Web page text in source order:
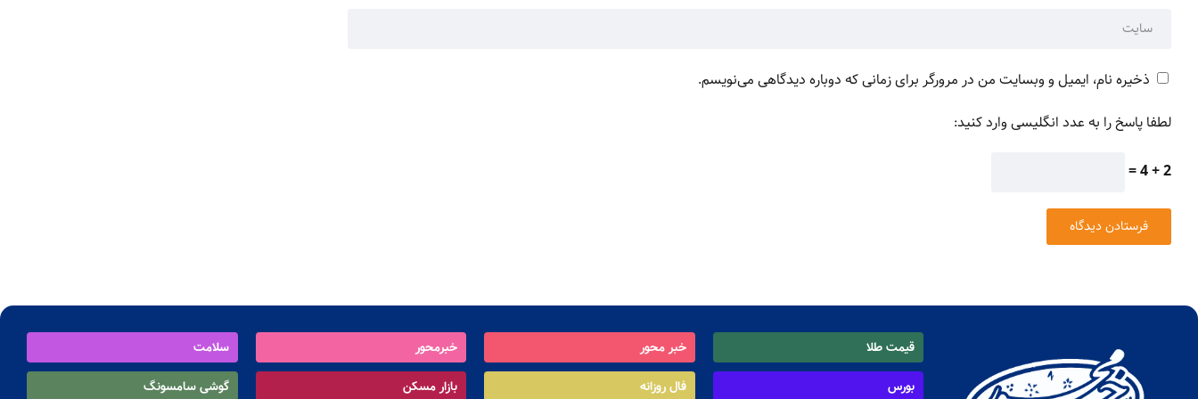
ذخیره نام، ایمیل و وبسایت من در مرورگر برای زمانی که دوباره دیدگاهی می‌نویسم.
لطفا پاسخ را به عدد انگلیسی وارد کنید:
2 + 4 =
قیمت طلا خبر محور خبرمحور
سلامت
بورس
فال روزانه بازار مسکن گوشی سامسونگ